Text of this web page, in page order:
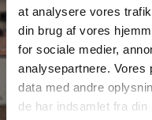
at analysere vores
din brug af vores
for sociale medier,
analysepartnere. Vores
data med andre
de har indsamlet fra
Udenrigsministeriet
over dansk
eksportmarkeder.
billede af Danmarks
investeringer til
Danmarks Statistik